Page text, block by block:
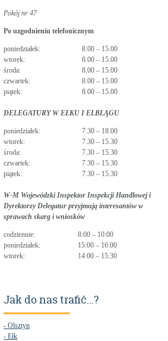
Pokój nr 47
Po uzgodnieniu telefonicznym
poniedziałek:
8.00 – 15.00
wtorek:
8.00 – 15.00
środa:
8.00 – 15.00
czwartek:
8.00 – 15.00
piątek:
8.00 – 15.00
DELEGATURY W EŁKU I ELBLĄGU
poniedziałek:
7.30 – 18.00
wtorek:
7.30 – 15.30
środa:
7.30 – 15.30
czwartek:
7.30 – 15.30
piątek:
7.30 – 15.30
W-M Wojewódzki Inspektor Inspekcji Handlowej i
Dyrektorzy Delegatur przyjmują interesantów w
sprawach skarg i wniosków
codziennie:
8:00 – 10:00
poniedziałek:
15:00 – 16:00
wtorek:
14:00 – 15:30
Jak do nas trafić…?
- Olsztyn
- Ełk